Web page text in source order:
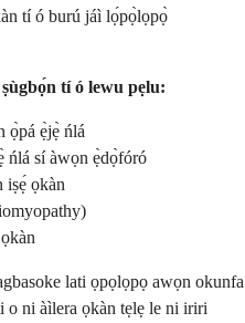
tí ó burú jáì lọ́pọ̀lọpọ̀
tí ó lewu pẹlu:
ọ̀pá ẹ̀jẹ̀ ńlá
ńlá sí àwọn ẹ̀dọ̀fóró
ọkàn
lati ọpọlọpọ awọn okunfa
o ni àìlera ọkàn tẹlẹ le ni iriri